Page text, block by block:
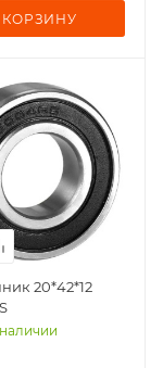
КОРЗИНУ
20*42*12